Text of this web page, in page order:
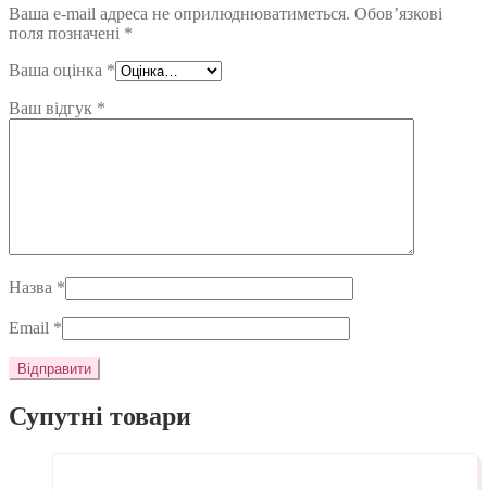
Ваша e-mail адреса не оприлюднюватиметься. Обов’язкові
поля позначені *
Ваша оцінка *
Ваш відгук *
Назва *
Email *
Супутні товари